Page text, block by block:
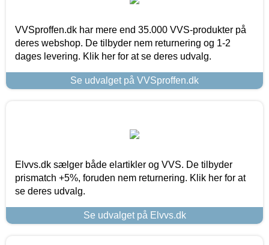
VVSproffen.dk har mere end 35.000 VVS-produkter på
deres webshop. De tilbyder nem returnering og 1-2
dages levering. Klik her for at se deres udvalg.
Se udvalget på VVSproffen.dk
Elvvs.dk sælger både elartikler og VVS. De tilbyder
prismatch +5%, foruden nem returnering. Klik her for at
se deres udvalg.
Se udvalget på Elvvs.dk